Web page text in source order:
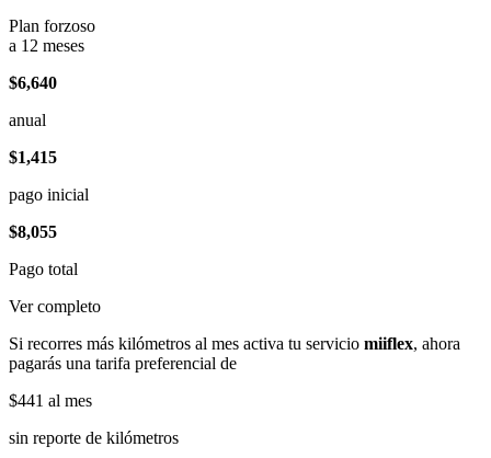
Plan forzoso
a 12 meses
$6,640
anual
$1,415
pago inicial
$8,055
Pago total
Ver completo
Si recorres más kilómetros al mes activa tu servicio miiflex, ahora
pagarás una tarifa preferencial de
$441 al mes
sin reporte de kilómetros